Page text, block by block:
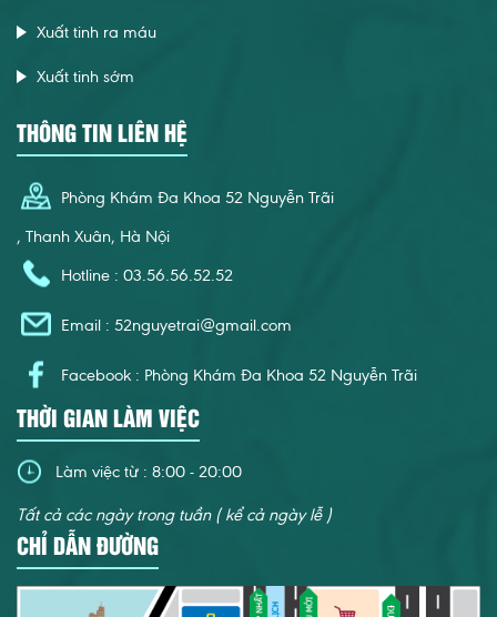
Xuất tinh ra máu
Xuất tinh sớm
THÔNG TIN LIÊN HỆ
Phòng Khám Đa Khoa 52 Nguyễn Trãi
, Thanh Xuân, Hà Nội
Hotline : 03.56.56.52.52
Email : 52nguyetrai@gmail.com
Facebook : Phòng Khám Đa Khoa 52 Nguyễn Trãi
THỜI GIAN LÀM VIỆC
Làm việc từ : 8:00 - 20:00
Tất cả các ngày trong tuần ( kể cả ngày lễ )
CHỈ DẪN ĐƯỜNG